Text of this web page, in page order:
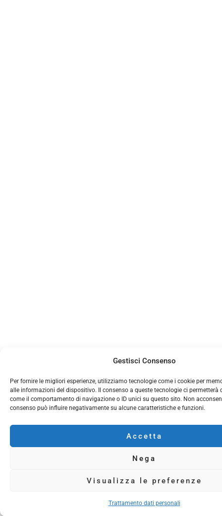
Gestisci Consenso
Per fornire le migliori esperienze, utilizziamo tecnologie come i cookie per
alle informazioni del dispositivo. Il consenso a queste tecnologie ci permetterà
come il comportamento di navigazione o ID unici su questo sito. Non
consenso può influire negativamente su alcune caratteristiche e funzioni.
Accetta
Nega
Visualizza le preferenze
Trattamento dati personali